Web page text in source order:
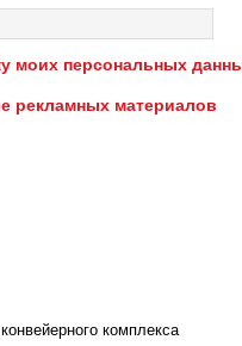
моих персональных
рекламных материалов
комплекса